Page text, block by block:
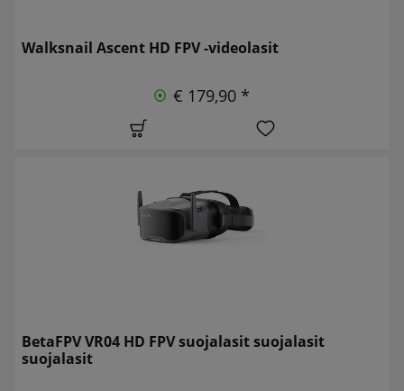
Walksnail Ascent HD FPV -videolasit
€ 179,90 *
BetaFPV VR04 HD FPV suojalasit suojalasit
suojalasit